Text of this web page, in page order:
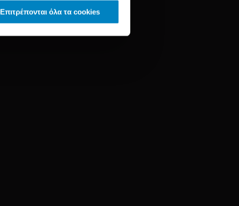
Επιτρέπονται όλα τα cookies